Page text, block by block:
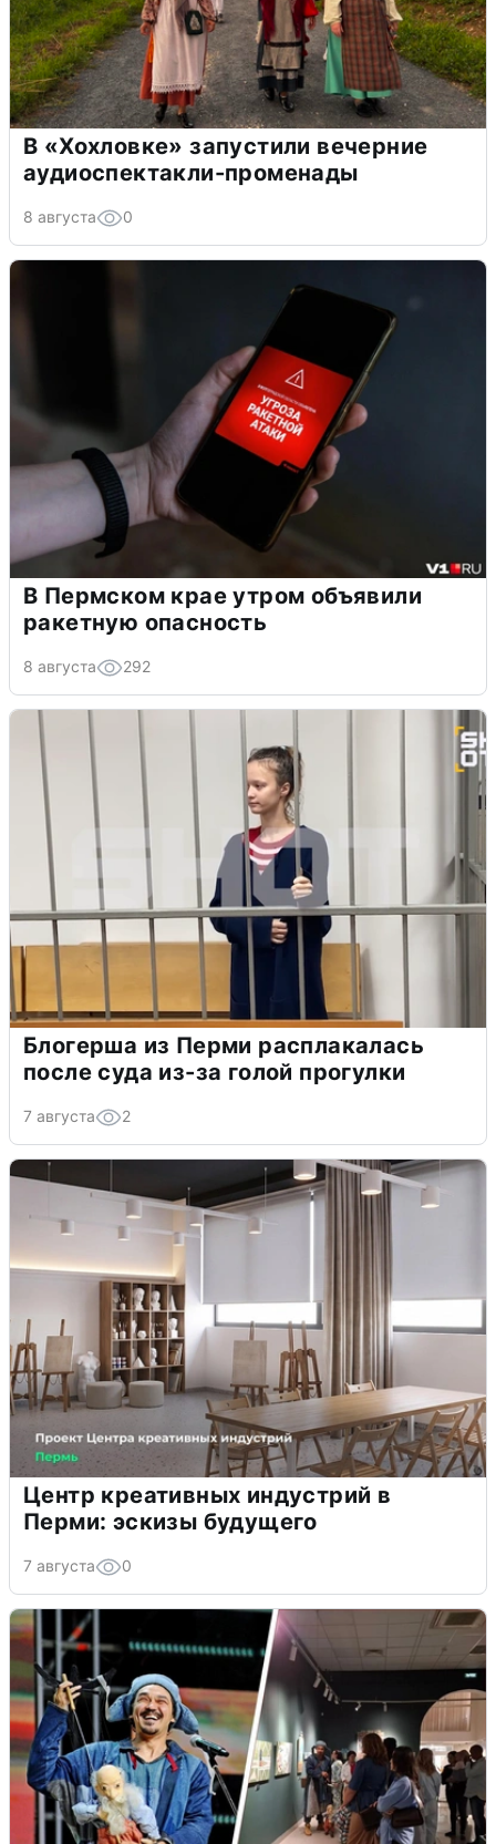
В «Хохловке» запустили вечерние
аудиоспектакли-променады
8 августа 0
В Пермском крае утром объявили
ракетную опасность
8 августа 292
Блогерша из Перми расплакалась
после суда из-за голой прогулки
7 августа 2
Центр креативных индустрий в
Перми: эскизы будущего
7 августа 0